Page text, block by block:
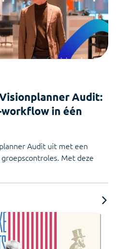
Audit:
in één
Audit uit met een
Met deze